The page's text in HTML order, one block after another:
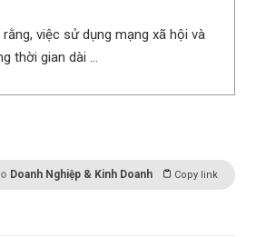
việc sử dụng mạng xã hội và
thời gian dài ...
Doanh Nghiệp & Kinh Doanh Copy link